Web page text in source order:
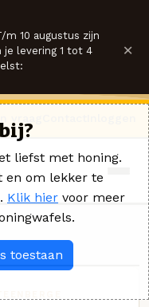
m 10 augustus zijn
je levering 1 tot 4
×
liefst met honing.
en om lekker te
Klik hier voor meer
toestaan